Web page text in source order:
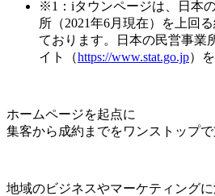
※1：iタウンページは、日本
所（2021年6月現在）を上回
ております。日本の民営事業
イト（https://www.stat.go.jp）
ホームページを起点に
集客から成約までをワンストップ
地域のビジネスやマーケティング